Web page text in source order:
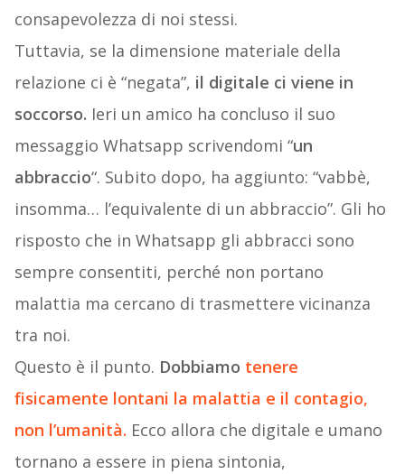
consapevolezza di noi stessi.
Tuttavia, se la dimensione materiale della
relazione ci è “negata”, il digitale ci viene in
soccorso. Ieri un amico ha concluso il suo
messaggio Whatsapp scrivendomi “un
abbraccio“. Subito dopo, ha aggiunto: “vabbè,
insomma… l’equivalente di un abbraccio”. Gli ho
risposto che in Whatsapp gli abbracci sono
sempre consentiti, perché non portano
malattia ma cercano di trasmettere vicinanza
tra noi.
Questo è il punto. Dobbiamo tenere
fisicamente lontani la malattia e il contagio,
non l’umanità. Ecco allora che digitale e umano
tornano a essere in piena sintonia,